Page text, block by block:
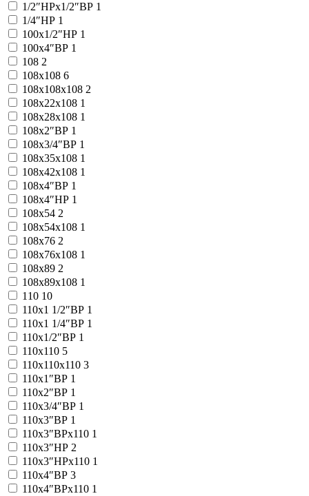
1/2″НРx1/2″ВР 1
1/4″НР 1
100x1/2″НР 1
100x4″ВР 1
108 2
108x108 6
108x108x108 2
108x22x108 1
108x28x108 1
108x2″ВР 1
108x3/4″ВР 1
108x35x108 1
108x42x108 1
108x4″ВР 1
108x4″НР 1
108x54 2
108x54x108 1
108x76 2
108x76x108 1
108x89 2
108x89x108 1
110 10
110x1 1/2″ВР 1
110x1 1/4″ВР 1
110x1/2″ВР 1
110x110 5
110x110x110 3
110x1″ВР 1
110x2″ВР 1
110x3/4″ВР 1
110x3″ВР 1
110x3″ВРx110 1
110x3″НР 2
110x3″НРx110 1
110x4″ВР 3
110x4″ВРx110 1